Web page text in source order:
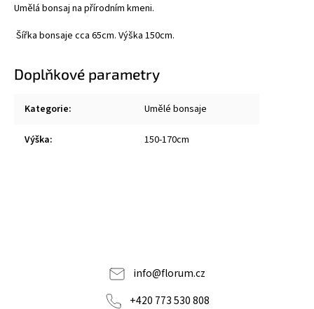
Umělá bonsaj na přírodním kmeni.
Šířka bonsaje cca 65cm. Výška 150cm.
Doplňkové parametry
Kategorie: Umělé bonsaje
Výška: 150-170cm
info@florum.cz
+420 773 530 808